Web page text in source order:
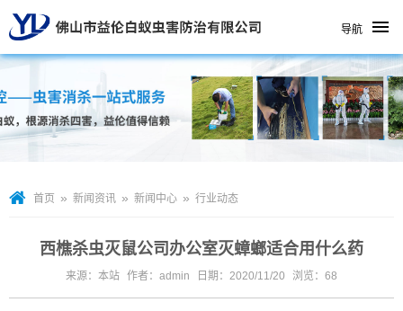
导航
首页 » 新闻资讯 » 新闻中心 » 行业动态
西樵杀虫灭鼠公司办公室灭蟑螂适合用什么药
来源：本站 作者：admin 日期：2020/11/20 浏览： 68